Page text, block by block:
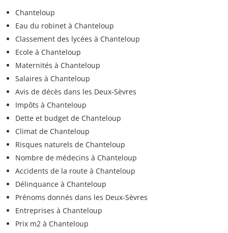
Chanteloup
Eau du robinet à Chanteloup
Classement des lycées à Chanteloup
Ecole à Chanteloup
Maternités à Chanteloup
Salaires à Chanteloup
Avis de décès dans les Deux-Sèvres
Impôts à Chanteloup
Dette et budget de Chanteloup
Climat de Chanteloup
Risques naturels de Chanteloup
Nombre de médecins à Chanteloup
Accidents de la route à Chanteloup
Délinquance à Chanteloup
Prénoms donnés dans les Deux-Sèvres
Entreprises à Chanteloup
Prix m2 à Chanteloup